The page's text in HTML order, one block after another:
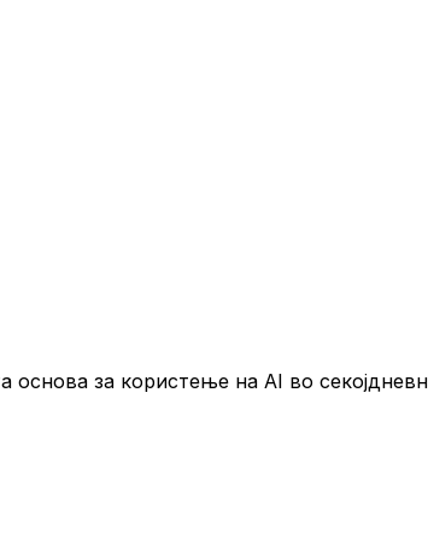
за користење на AI во